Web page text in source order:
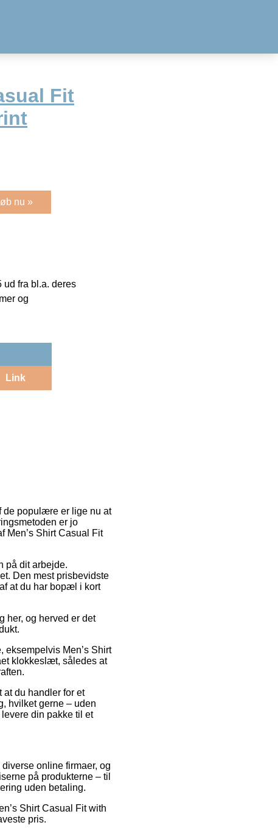
Fit
nu »
fra bl.a. deres
og
Link
de populære er lige nu at
er jo
Men’s Shirt Casual Fit
på dit arbejde.
Den mest prisbevidste
at du har bopæl i kort
her, og herved er det
eksempelvis Men’s Shirt
klokkeslæt, således at
at du handler for et
hvilket gerne – uden
din pakke til et
online firmaer, og
på produkterne – til
uden betaling.
Shirt Casual Fit with
pris.